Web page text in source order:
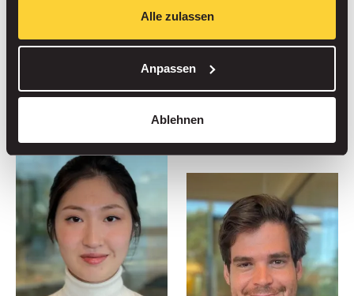
Alle zulassen
Anpassen
Ablehnen
Treffen Sie das Team